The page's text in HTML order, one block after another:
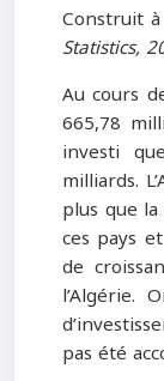
Construit
Statistics,
Au cours
665,78
investi
milliards.
plus que
ces pays
de
l’Algérie.
pas été